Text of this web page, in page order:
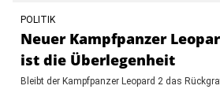
POLITIK
Neuer Kampfpanzer
ist die Überlegenheit
Bleibt der Kampfpanzer Leopard 2 das